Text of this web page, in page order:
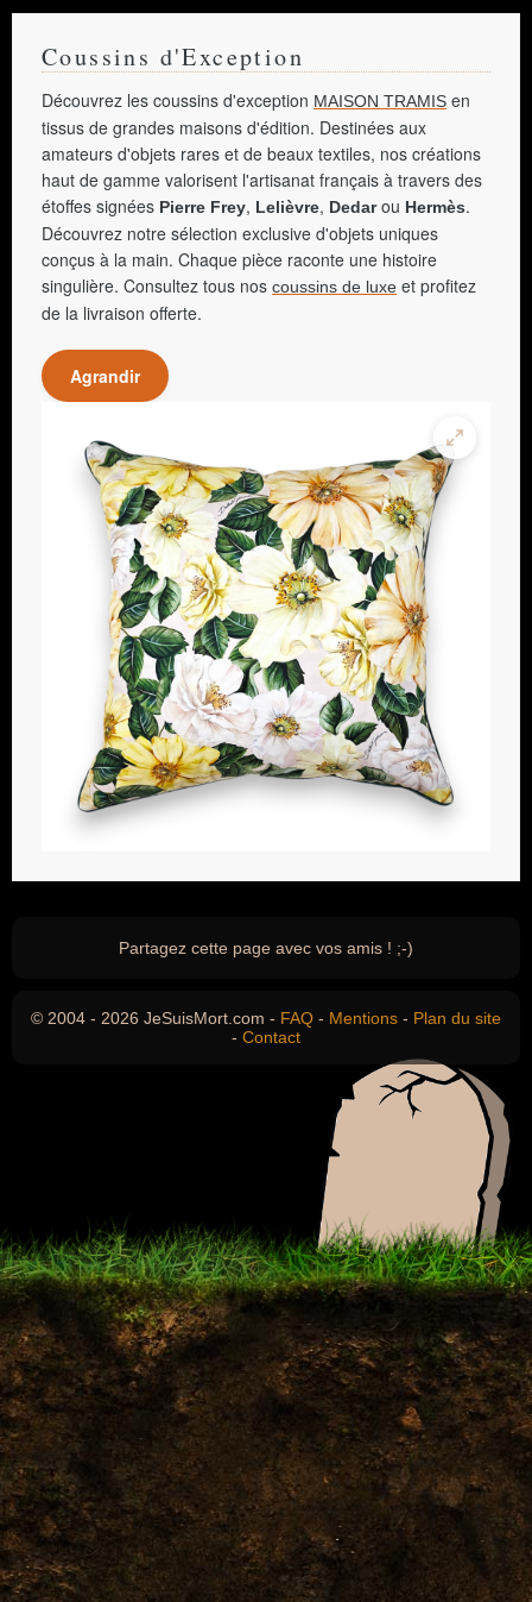
Coussins d'Exception
Découvrez les coussins d'exception MAISON TRAMIS en
tissus de grandes maisons d'édition. Destinées aux
amateurs d'objets rares et de beaux textiles, nos créations
haut de gamme valorisent l'artisanat français à travers des
étoffes signées Pierre Frey, Lelièvre, Dedarou Hermès.
Découvrez notre sélection exclusive d'objets uniques
conçus à la main. Chaque pièce raconte une histoire
singulière. Consultez tous nos coussins de luxe et profitez
de la livraison offerte.
Agrandir
Partagez cette page avec vos amis ! ;-)
© 2004 - 2026 JeSuisMort.com - FAQ - Mentions - Plan du site
- Contact